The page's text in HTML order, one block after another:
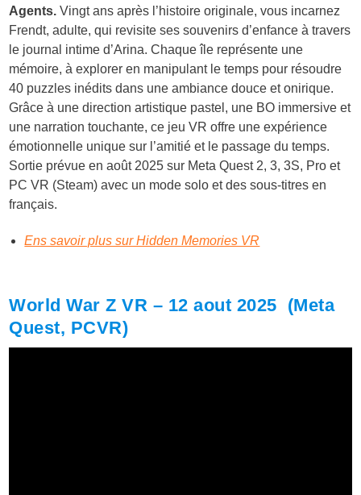
Agents. Vingt ans après l’histoire originale, vous incarnez
Frendt, adulte, qui revisite ses souvenirs d’enfance à travers
le journal intime d’Arina. Chaque île représente une
mémoire, à explorer en manipulant le temps pour résoudre
40 puzzles inédits dans une ambiance douce et onirique.
Grâce à une direction artistique pastel, une BO immersive et
une narration touchante, ce jeu VR offre une expérience
émotionnelle unique sur l’amitié et le passage du temps.
Sortie prévue en août 2025 sur Meta Quest 2, 3, 3S, Pro et
PC VR (Steam) avec un mode solo et des sous-titres en
français.
Ens savoir plus sur Hidden Memories VR
World War Z VR – 12 aout 2025 (Meta
Quest, PCVR)